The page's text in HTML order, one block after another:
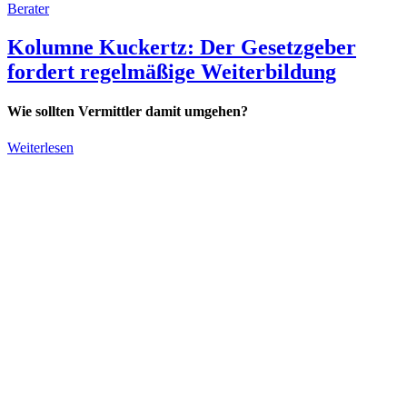
Berater
Kolumne Kuckertz: Der Gesetzgeber
fordert regelmäßige Weiterbildung
Wie sollten Vermittler damit umgehen?
Weiterlesen